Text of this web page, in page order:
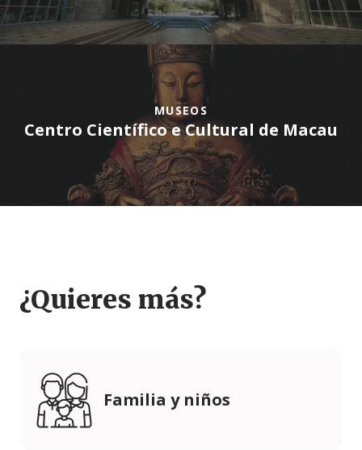
MUSEOS
Centro Científico e Cultural de Macau
¿Quieres más?
Familia y niños